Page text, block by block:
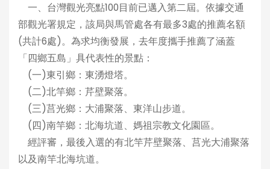
一、台灣觀光亮點100目前已邁入第二屆。依據交通
部觀光署規定，該局與馬管處各有最多3處的推薦名額
(共計6處)。為求均衡發展，去年度攜手推薦了涵蓋
「四鄉五島」具代表性的景點：
(一)東引鄉：東湧燈塔。
(二)北竿鄉：芹壁聚落。
(三)莒光鄉：大浦聚落、東洋山步道。
(四)南竿鄉：北海坑道、媽祖宗教文化園區。
經評審，最後入選的有北竿芹壁聚落、莒光大浦聚落
以及南竿北海坑道。